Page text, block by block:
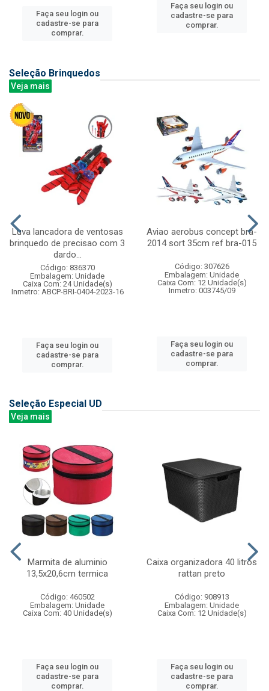
Faça seu login ou
cadastre-se para
comprar.
Faça seu login ou
cadastre-se para
comprar.
Seleção Brinquedos
Veja mais
Luva lancadora de ventosas
brinquedo de precisao com 3
dardo...
Código: 836370
Embalagem: Unidade
Caixa Com: 24 Unidade(s)
Inmetro: ABCP-BRI-0404-2023-16
Faça seu login ou
cadastre-se para
comprar.
Aviao aerobus concept bra-
2014 sort 35cm ref bra-015
Código: 307626
Embalagem: Unidade
Caixa Com: 12 Unidade(s)
Inmetro: 003745/09
Faça seu login ou
cadastre-se para
comprar.
Seleção Especial UD
Veja mais
Marmita de aluminio
13,5x20,6cm termica
Código: 460502
Embalagem: Unidade
Caixa Com: 40 Unidade(s)
Faça seu login ou
cadastre-se para
comprar.
Caixa organizadora 40 litros
rattan preto
Código: 908913
Embalagem: Unidade
Caixa Com: 12 Unidade(s)
Faça seu login ou
cadastre-se para
comprar.